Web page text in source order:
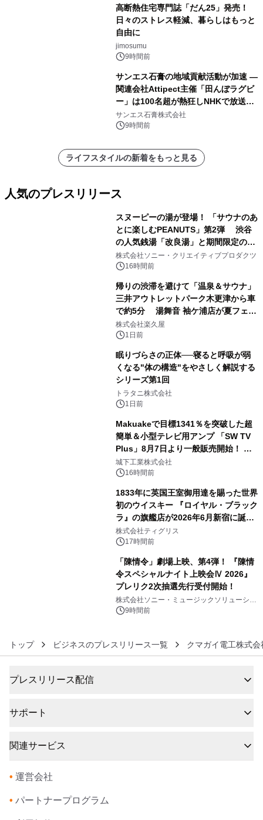
高断熱住宅専門誌「だん25」発売！
日々のストレス軽減、暮らしはもっと
自由に
jimosumu
9時間前
サンエス石膏の地域貢献活動が加速 ―
関連会社Attipect主催「田んぼラグビ
ー」は100名超が熱狂しNHKで放送さ
れました。
サンエス石膏株式会社
9時間前
ライフスタイルの新着をもっと見る
人気のプレスリリース
スヌーピーの湯が登場！ 「サウナのあ
とに楽しむPEANUTS」第2弾 渋谷
の人気銭湯「改良湯」と期間限定のコ
ラボレーション サウナイキタイコラ
ボグッズも発売決定！
株式会社ソニー・クリエイティブプロダクツ
16時間前
帰りの渋滞を避けて「温泉＆サウナ」
三井アウトレットパーク木更津から車
で約5分 湯舞音 袖ケ浦店が夏フェア
メニューを提供
株式会社楽久屋
1日前
眠りづらさの正体──寝ると呼吸が弱
くなる"体の構造"をやさしく解説する
シリーズ第1回
トラタニ株式会社
1日前
Makuakeで目標1341％を突破した超
簡単＆小型テレビ用アンプ 「SW TV
Plus」8月7日より一般販売開始！ ケ
ーブル1本つなぐだけ、テレビの音が
ぐっと豊かに
城下工業株式会社
16時間前
1833年に英国王室御用達を賜った世界
初のウイスキー 『ロイヤル・ブラック
ラ』の旗艦店が2026年6月新宿に誕
生 バカルディ ジャパンと連携した
没入型バー「BAR Arca」
株式会社ティグリス
17時間前
「陳情令」劇場上映、第4弾！ 『陳情
令スペシャルナイト上映会Ⅳ 2026』
プレリク2次抽選先行受付開始！
株式会社ソニー・ミュージックソリューショ
ンズ9時間前
トップ ビジネスのプレスリリース一覧 クマガイ電工株式会
プレスリリース配信
サポート
関連サービス
• 運営会社
• パートナープログラム